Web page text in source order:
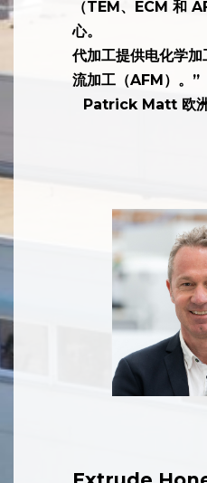
工服务能力。它也
（TEM、ECM 和
心。
代加工提供电化学加
流加工（AFM）。”
Patrick Matt 欧